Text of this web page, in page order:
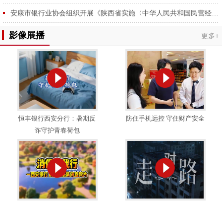
影像展播 更多+
恒丰银行西安分行：暑期反
诈守护青春荷包
防住手机远控 守住财产安全